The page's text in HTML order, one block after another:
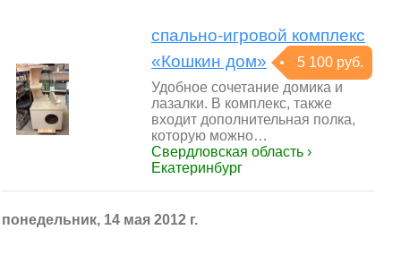
спально-игровой комплекс
«Кошкин дом»
5 100 руб.
Удобное сочетание домика и
лазалки. В комплекс, также
входит дополнительная полка,
которую можно…
Свердловская область ›
Екатеринбург
понедельник, 14 мая 2012 г.